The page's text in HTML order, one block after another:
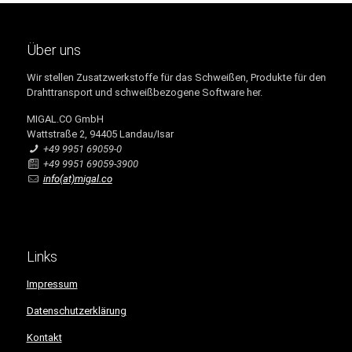
Über uns
Wir stellen Zusatzwerkstoffe für das Schweißen, Produkte für den
Drahttransport und schweißbezogene Software her.
MIGAL.CO GmbH
Wattstraße 2, 94405 Landau/Isar
+49 9951 69059-0
+49 9951 69059-3900
info(at)migal.co
Links
Impressum
Datenschutzerklärung
Kontakt